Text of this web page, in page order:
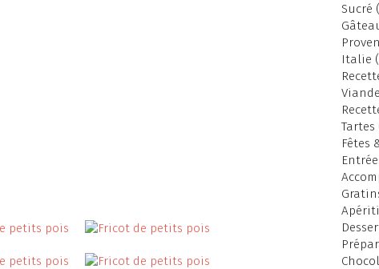
Sucré
Italie
Tartes
Fêtes